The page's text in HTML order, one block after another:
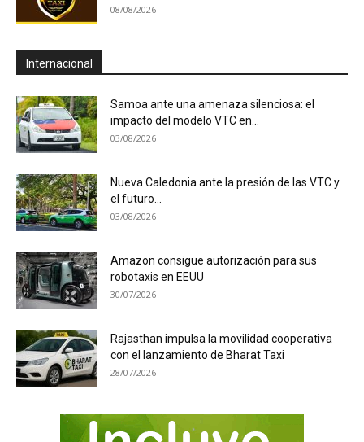
08/08/2026
Internacional
Samoa ante una amenaza silenciosa: el
impacto del modelo VTC en...
03/08/2026
Nueva Caledonia ante la presión de las VTC y
el futuro...
03/08/2026
Amazon consigue autorización para sus
robotaxis en EEUU
30/07/2026
Rajasthan impulsa la movilidad cooperativa
con el lanzamiento de Bharat Taxi
28/07/2026